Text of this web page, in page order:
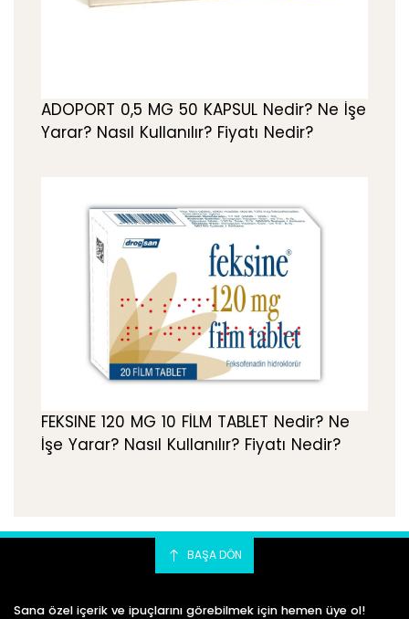
ADOPORT 0,5 MG 50 KAPSUL Nedir? Ne İşe
Yarar? Nasıl Kullanılır? Fiyatı Nedir?
FEKSINE 120 MG 10 FİLM TABLET Nedir? Ne
İşe Yarar? Nasıl Kullanılır? Fiyatı Nedir?
BAŞA DÖN
Sana özel içerik ve ipuçlarını görebilmek için hemen üye ol!